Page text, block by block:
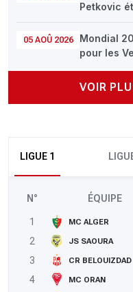
Petkovic
05 AOÛ 2026
Mondial
pour les
VOIR
LIGUE 1
N° ÉQUIPE
1 MC ALGER
2
JS SAOURA
3
CR BELOUIZDAD
4
MC ORAN